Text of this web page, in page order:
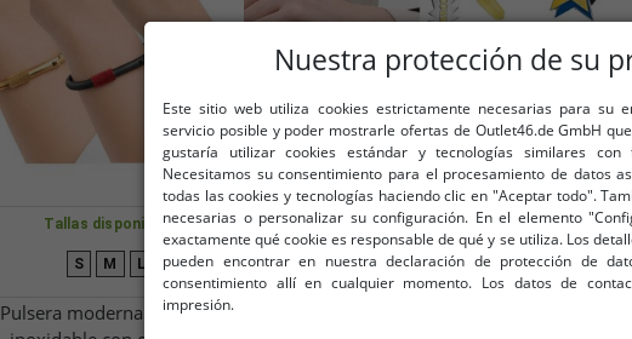
Tallas disponibles
S M L
Pulsera moderna de acero
Tallas disponibles
OneSize (para más detalles, vea
la descripción)
Tallas
OneSize
la
Nuestra protección de su
Este sitio web utiliza cookies estrictamente necesarias para su
servicio posible y poder mostrarle ofertas de Outlet46.de GmbH
gustaría utilizar cookies estándar y tecnologías similares
Necesitamos su consentimiento para el procesamiento de datos
todas las cookies y tecnologías haciendo clic en "Aceptar todo".
necesarias o personalizar su configuración. En el elemento
exactamente qué cookie es responsable de qué y se utiliza. Los
pueden encontrar en nuestra declaración de protección de
consentimiento allí en cualquier momento. Los datos de
impresión.